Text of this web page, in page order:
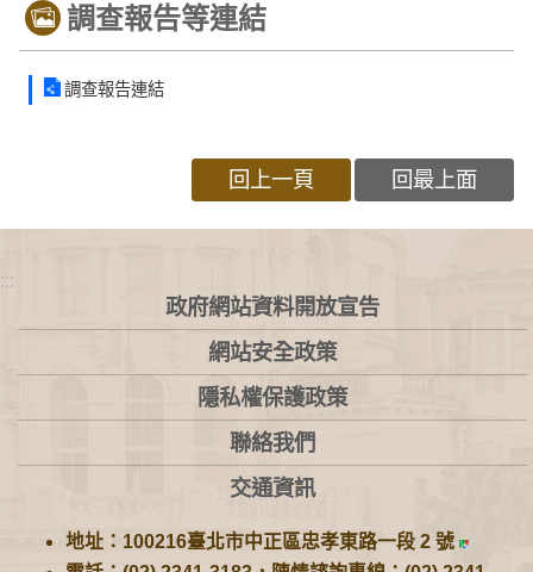
調查報告等連結
調查報告連結
回上一頁 回最上面
:::
政府網站資料開放宣告
網站安全政策
隱私權保護政策
聯絡我們
交通資訊
地址：100216臺北市中正區忠孝東路一段 2 號